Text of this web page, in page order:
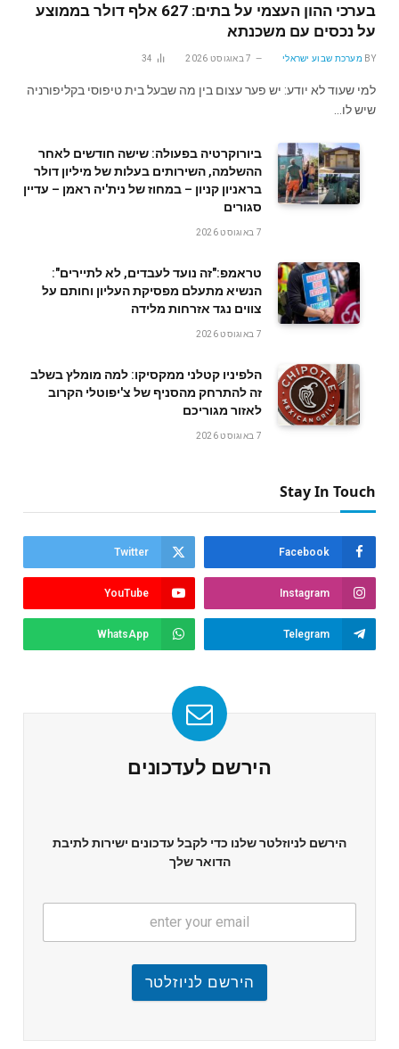
בערכי ההון העצמי על בתים: 627 אלף דולר בממוצע
על נכסים עם משכנתא
BY מערכת שבוע ישראלי 7 באוגוסט 2026 34
למי שעוד לא יודע: יש פער עצום בין מה שבעל בית טיפוסי בקליפורניה
שיש לו…
ביורוקרטיה בפעולה: שישה חודשים לאחר
ההשלמה, השירותים בעלות של מיליון דולר
בראניון קניון – במחוז של נית'יה ראמן – עדיין
סגורים
7 באוגוסט 2026
טראמפ:"זה נועד לעבדים, לא לתיירים":
הנשיא מתעלם מפסיקת העליון וחותם על
צווים נגד אזרחות מלידה
7 באוגוסט 2026
הלפיניו קטלני ממקסיקו: למה מומלץ בשלב
זה להתרחק מהסניף של צ'יפוטלי הקרוב
לאזור מגוריכם
7 באוגוסט 2026
Stay In Touch
Facebook
Twitter
Instagram
YouTube
Telegram
WhatsApp
הירשם לעדכונים
הירשם לניוזלטר שלנו כדי לקבל עדכונים ישירות לתיבת
הדואר שלך
הירשם לניוזלטר